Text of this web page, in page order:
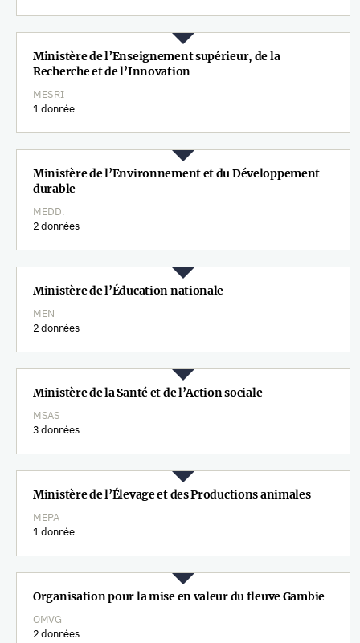
Ministère de l’Enseignement supérieur, de la
Recherche et de l’Innovation
MESRI
1 donnée
Ministère de l’Environnement et du Développement
durable
MEDD.
2 données
Ministère de l’Éducation nationale
MEN
2 données
Ministère de la Santé et de l’Action sociale
MSAS
3 données
Ministère de l’Élevage et des Productions animales
MEPA
1 donnée
Organisation pour la mise en valeur du fleuve Gambie
OMVG
2 données